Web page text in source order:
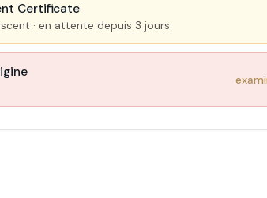
Certificate
· en attente depuis 3 jours